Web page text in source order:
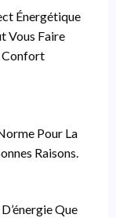
Énergétique
Vous Faire
Confort
Pour La
Raisons.
Que